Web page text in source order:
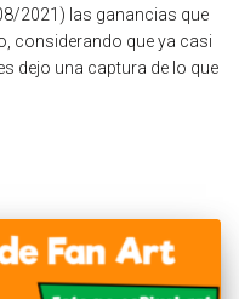
2021) las ganancias que
considerando que ya casi
dejo una captura de lo que